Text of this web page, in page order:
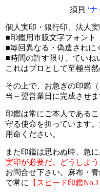
須貝 ‘
個人実印・銀行印、法人実
■印鑑用市販文字フォント
■毎回異なる・偽造されに
■時間の許す限り、ていね
これはプロとして至極当然
その上で、お急ぎの印鑑
当～翌営業日に完成させま
印鑑は常にご本人であるこ
守る使命を担っています。
用命ください。
また印鑑は思わぬ時、急に
実印が必要だ、どうしよう
お問合せ下さい。 麻布・
で常に 【スピード印鑑No.1